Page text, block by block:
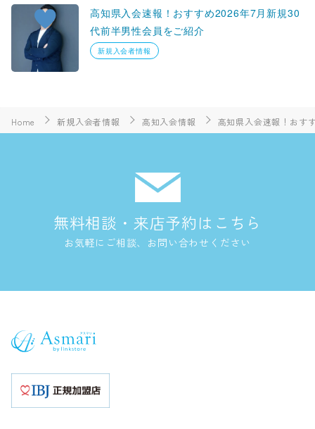
高知県入会速報！おすすめ2026年7月新規30
代前半男性会員をご紹介
新規入会者情報
Home 新規入会者情報 高知入会情報 高知県入会速報！おす
無料相談・来店予約はこちら
お気軽にご相談、お問い合わせください